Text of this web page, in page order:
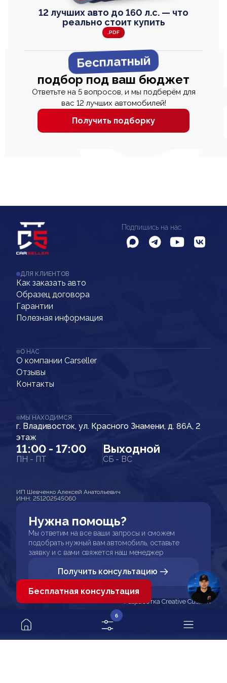
12 лучших авто до 160 л.с. — что
реально стоит купить
.PDF
Бесплатный
подбор под ваш бюджет
Ответьте на 5 вопросов, и мы подберём для
вас 12 лучших автомобилей!
Получить подборку
Подпишись на нас
ДЛЯ КЛИЕНТОВ
Как заказать авто
Образец договора
Гарантии
Полезная информация
О НАС
О компании Carseller
Отзывы
Контакты
МЫ НАХОДИМСЯ
г. Владивосток, ул. Красного Знамени, д. 86А, 2
этаж
11:00 - 17:00
ПН - ПТ
Выходной
СБ - ВС
ИП Шевченко Алексей Анатольевич
ИНН: 251202545060
Нужна помощь?
Мы ответим на все ваши запросы и сможем
подобрать нужный вам автомобиль, оставьте
заявку и с вами свяжется наш менеджер
Получить консультацию
Разработка Creative Custom
6
Бесплатная консультация